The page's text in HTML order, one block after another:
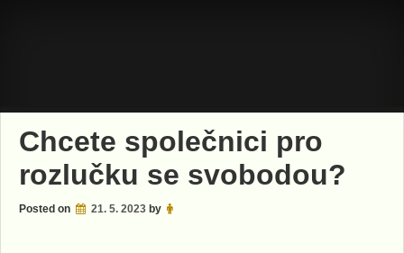
Chcete společnici pro
rozlučku se svobodou?
Posted on 21. 5. 2023 by